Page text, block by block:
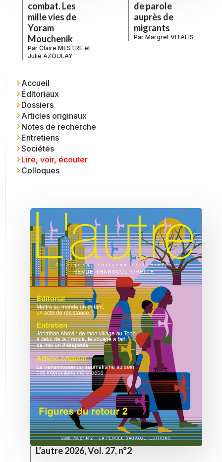
combat. Les
mille vies de
Yoram
Mouchenik
Par Claire MESTRE et
Julie AZOULAY
de parole
auprès de
migrants
Par Margret VITALIS
Accueil
Éditoriaux
Dossiers
Articles originaux
Notes de recherche
Entretiens
Sociétés
Lire, voir, écouter
Colloques
L’autre 2026, Vol. 27, n°2